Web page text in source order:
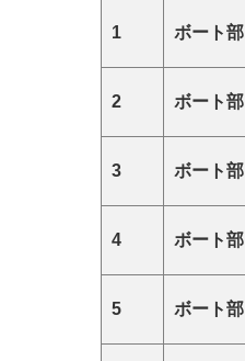
1 ボート部
2 ボート部
3 ボート部
4 ボート部
5 ボート部